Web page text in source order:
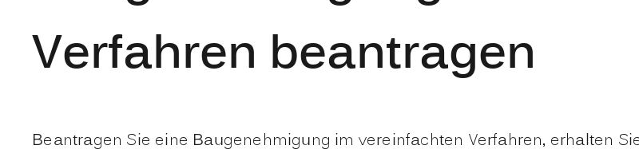
Verfahren beantragen
Beantragen Sie eine Baugenehmigung im vereinfachten Verfahren, erhalten